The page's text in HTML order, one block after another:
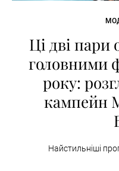
Ці дві пари
головними
року:
кампейн
Найстильніші